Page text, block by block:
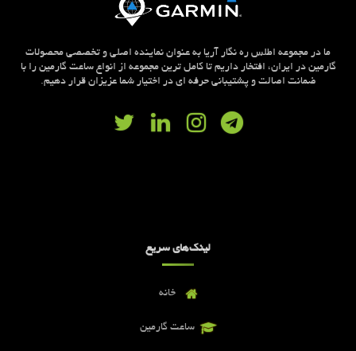
ما در مجموعه اطلس ره نگار آریا به عنوان نماینده اصلی و تخصصی محصولات
گارمین در ایران، افتخار داریم تا کامل ترین مجموعه از انواع ساعت گارمین را با
ضمانت اصالت و پشتیبانی حرفه ای در اختیار شما عزیزان قرار دهیم.
لینک‌های سریع
خانه
ساعت گارمین